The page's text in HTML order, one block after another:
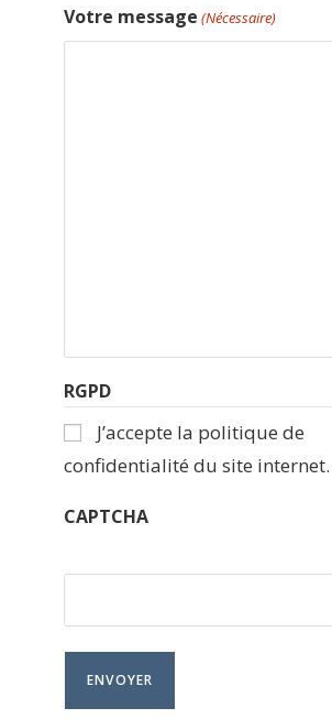
Votre message (Nécessaire)
RGPD
J’accepte la politique de
confidentialité du site internet.
CAPTCHA